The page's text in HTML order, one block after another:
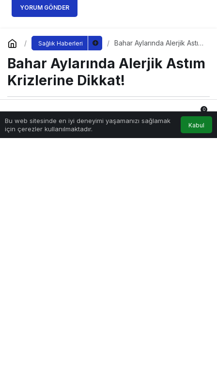
YORUM GÖNDER
Sağlık Haberleri
Bahar Aylarında Alerjik Astım
Bahar Aylarında Alerjik Astım
Krizlerine Dikkat!
Sağlıklı.Orgtarafından yayınlandı
7 Nisan 2023, 09:45yayınlandı
378
Bu web sitesinde en iyi deneyimi yaşamanızı sağlamak
için çerezler kullanılmaktadır.
Kabul
Anasayfa Akış Hesabım Bildirimler
0